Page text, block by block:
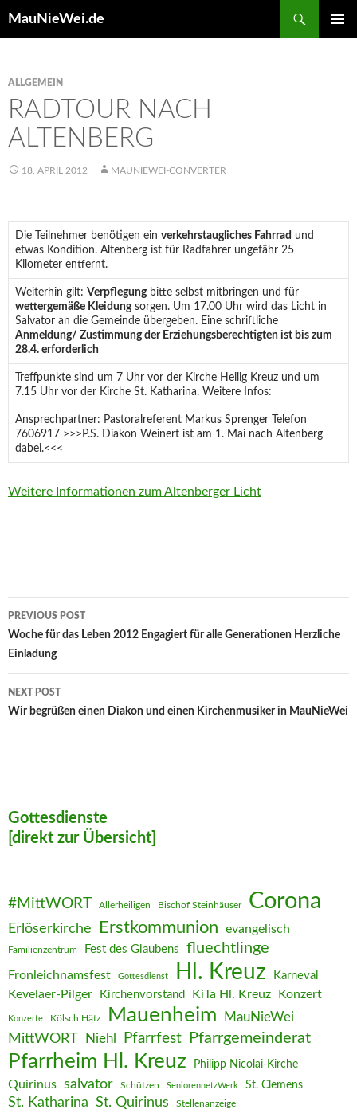
MauNieWei.de
ALLGEMEIN
RADTOUR NACH
ALTENBERG
18. APRIL 2012 MAUNIEWEI-CONVERTER
Die Teilnehmer benötigen ein verkehrstaugliches Fahrrad und
etwas Kondition. Altenberg ist für Radfahrer ungefähr 25
Kilometer entfernt.
Weiterhin gilt: Verpflegungbitte selbst mitbringen und für
wettergemäße Kleidungsorgen. Um 17.00 Uhr wird das Licht in
Salvator an die Gemeinde übergeben. Eine schriftliche
Anmeldung/ Zustimmung der Erziehungsberechtigten ist bis zum
28.4. erforderlich
Treffpunkte sind um 7 Uhr vor der Kirche Heilig Kreuz und um
7.15 Uhr vor der Kirche St. Katharina. Weitere Infos:
Ansprechpartner: Pastoralreferent Markus Sprenger Telefon
7606917 >>>P.S. Diakon Weinert ist am 1. Mai nach Altenberg
dabei.<<<
Weitere Informationen zum Altenberger Licht
Post
navigation
PREVIOUS POST
Woche für das Leben 2012 Engagiert für alle Generationen Herzliche
Einladung
NEXT POST
Wir begrüßen einen Diakon und einen Kirchenmusiker in MauNieWei
Gottesdienste
[direkt zur Übersicht]
#MittWORT Allerheiligen Bischof Steinhäuser Corona
Erlöserkirche Erstkommunion evangelisch
Familienzentrum Fest des Glaubens fluechtlinge
Fronleichnamsfest Gottesdienst Hl. Kreuz Karneval
Kevelaer-Pilger Kirchenvorstand KiTa Hl. Kreuz Konzert
Konzerte Kölsch Hätz Mauenheim MauNieWei
MittWORT Niehl Pfarrfest Pfarrgemeinderat
Pfarrheim Hl. Kreuz Philipp Nicolai-Kirche
Quirinus salvator Schützen SeniorennetzWerk St. Clemens
St. Katharina St. Quirinus Stellenanzeige